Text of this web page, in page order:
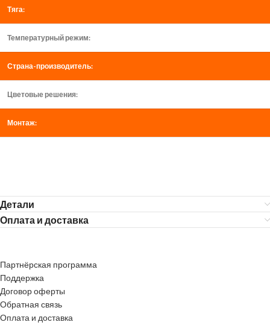
Тяга:
Температурный режим:
Страна-производитель:
Цветовые решения:
Монтаж:
Детали
Оплата и доставка
Партнёрская программа
Поддержка
Договор оферты
Обратная связь
Оплата и доставка